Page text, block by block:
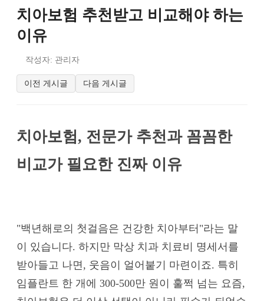
치아보험 추천받고 비교해야 하는
이유
작성자: 관리자
이전 게시글 다음 게시글
치아보험, 전문가 추천과 꼼꼼한
비교가 필요한 진짜 이유
"백년해로의 첫걸음은 건강한 치아부터"라는 말
이 있습니다. 하지만 막상 치과 치료비 명세서를
받아들고 나면, 웃음이 얼어붙기 마련이죠. 특히
임플란트 한 개에 300-500만 원이 훌쩍 넘는 요즘,